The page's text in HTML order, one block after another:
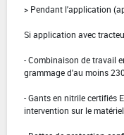
> Pendant l'application
Si application avec
- Combinaison de travail
grammage d'au moins
- Gants en nitrile certifiés
intervention sur le